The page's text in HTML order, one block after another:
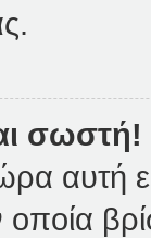
σωστή!
αυτή